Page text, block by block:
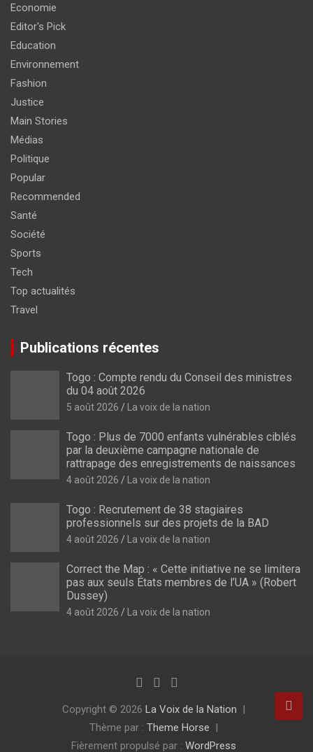
Economie
Editor's Pick
Education
Environnement
Fashion
Justice
Main Stories
Médias
Politique
Popular
Recommended
Santé
Société
Sports
Tech
Top actualités
Travel
Publications récentes
Togo : Compte rendu du Conseil des ministres
du 04 août 2026
5 août 2026 La voix de la nation
Togo : Plus de 7000 enfants vulnérables ciblés
par la deuxième campagne nationale de
rattrapage des enregistrements de naissances
4 août 2026 La voix de la nation
Togo : Recrutement de 38 stagiaires
professionnels sur des projets de la BAD
4 août 2026 La voix de la nation
Correct the Map : « Cette initiative ne se limitera
pas aux seuls États membres de l’UA » (Robert
Dussey)
4 août 2026 La voix de la nation
Copyright © 2026 La Voix de la Nation
Thème par : Theme Horse
Fièrement propulsé par : WordPress